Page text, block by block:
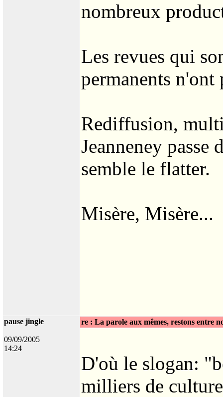
nombreux
Les revues qui
permanents
Rediffusion,
Jeanneney passe
semble le flatter.
Misère, Misère...
pause jingle
09/09/2005
14:24
re : La parole aux mêmes, restons entre
D'où le slogan:
milliers de